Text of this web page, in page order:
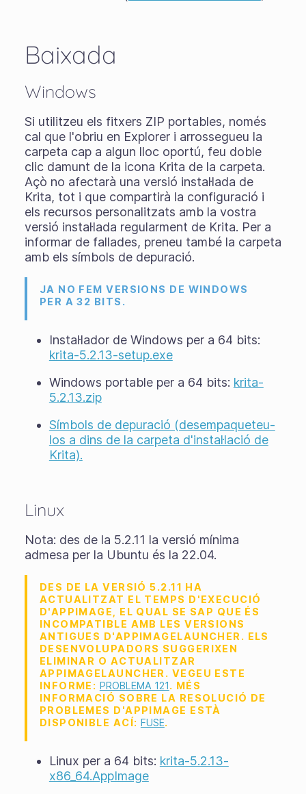
Baixada
Windows
Si utilitzeu els fitxers ZIP portables, només
cal que l'obriu en Explorer i arrossegueu la
carpeta cap a algun lloc oportú, feu doble
clic damunt de la icona Krita de la carpeta.
Açò no afectarà una versió instal·lada de
Krita, tot i que compartirà la configuració i
els recursos personalitzats amb la vostra
versió instal·lada regularment de Krita. Per a
informar de fallades, preneu també la carpeta
amb els símbols de depuració.
JA NO FEM VERSIONS DE WINDOWS
PER A 32 BITS.
Instal·lador de Windows per a 64 bits:
krita-5.2.13-setup.exe
Windows portable per a 64 bits: krita-
5.2.13.zip
Símbols de depuració (desempaqueteu-
los a dins de la carpeta d'instal·lació de
Krita).
Linux
Nota: des de la 5.2.11 la versió mínima
admesa per la Ubuntu és la 22.04.
DES DE LA VERSIÓ 5.2.11 HA
ACTUALITZAT EL TEMPS D'EXECUCIÓ
D'APPIMAGE, EL QUAL SE SAP QUE ÉS
INCOMPATIBLE AMB LES VERSIONS
ANTIGUES D'APPIMAGELAUNCHER. ELS
DESENVOLUPADORS SUGGERIXEN
ELIMINAR O ACTUALITZAR
APPIMAGELAUNCHER. VEGEU ESTE
INFORME: PROBLEMA 121. MÉS
INFORMACIÓ SOBRE LA RESOLUCIÓ DE
PROBLEMES D'APPIMAGE ESTÀ
DISPONIBLE ACÍ: FUSE.
Linux per a 64 bits: krita-5.2.13-
x86_64.AppImage